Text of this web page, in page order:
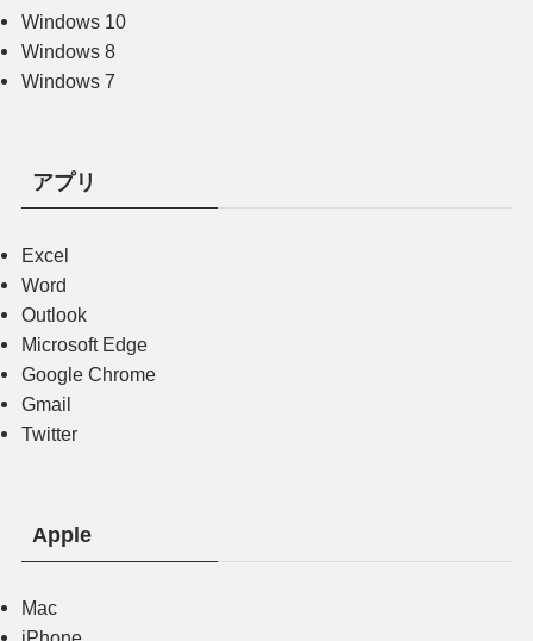
Windows 10
Windows 8
Windows 7
アプリ
Excel
Word
Outlook
Microsoft Edge
Google Chrome
Gmail
Twitter
Apple
Mac